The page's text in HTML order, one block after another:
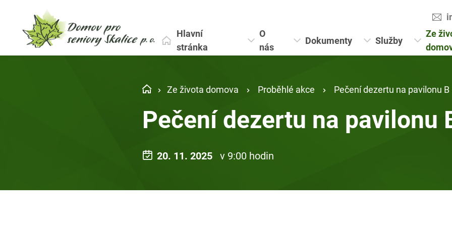
Hlavní
stránka
O
nás
Dokumenty Služby
Ze
Ze života domova Proběhlé akce Pečení dezertu na pavilonu B
Pečení dezertu na pavilonu
20. 11. 2025 v 9:00 hodin